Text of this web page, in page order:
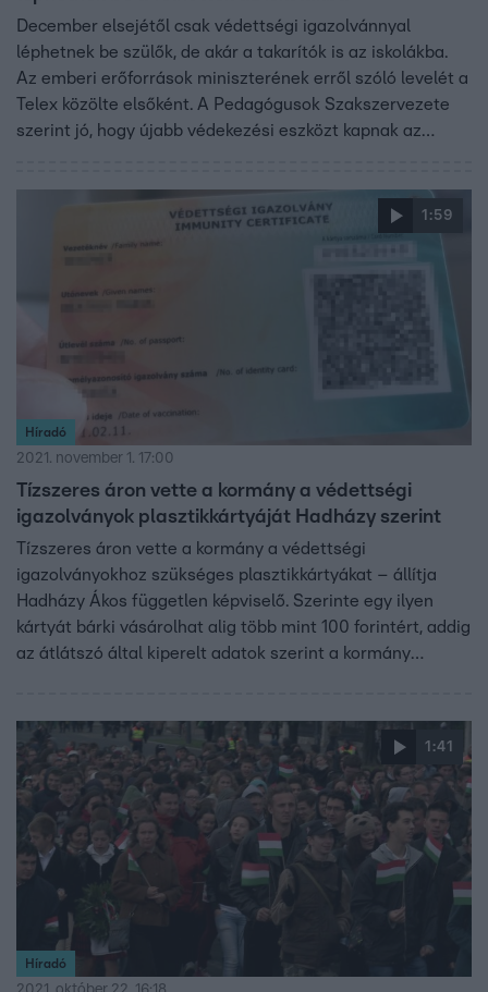
December elsejétől csak védettségi igazolvánnyal
léphetnek be szülők, de akár a takarítók is az iskolákba.
Az emberi erőforrások miniszterének erről szóló levelét a
Telex közölte elsőként. A Pedagógusok Szakszervezete
szerint jó, hogy újabb védekezési eszközt kapnak az
azt mondta, jelenleg az iskolák csaknem 4 százalékában
van valamilyen intézkedés a járvány miatt.
1:59
Híradó
2021. november 1. 17:00
Tízszeres áron vette a kormány a védettségi
igazolványok plasztikkártyáját Hadházy szerint
Tízszeres áron vette a kormány a védettségi
igazolványokhoz szükséges plasztikkártyákat – állítja
Hadházy Ákos független képviselő. Szerinte egy ilyen
kártyát bárki vásárolhat alig több mint 100 forintért, addig
az átlátszó által kiperelt adatok szerint a kormány
a felügyelőbizottsági elnöke Stumpf István, az első
Orbán-kormány kancelláriaminisztere.
1:41
Híradó